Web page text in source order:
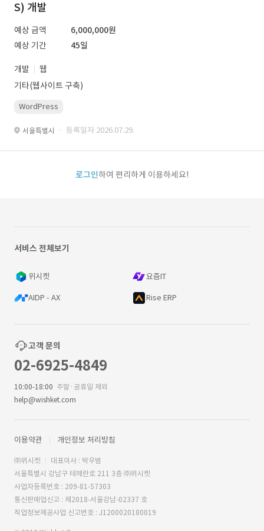
S) 개발
예상 금액
6,000,000원
예상 기간
45일
개발
웹
기타(웹사이트 구축)
WordPress
서울특별시 · 등록일자 2026.07.29.
로그인하여 편리하게 이용하세요!
서비스 전체보기
위시켓 요즘IT
AIDP - AX Rise ERP
고객 문의
02-6925-4849
10:00-18:00 주말·공휴일 제외
help@wishket.com
이용약관 개인정보 처리방침
㈜위시켓
대표이사 : 박우범
서울특별시 강남구 테헤란로 211 3층 ㈜위시켓
사업자등록번호 : 209-81-57303
통신판매업신고 : 제2018-서울강남-02337 호
직업정보제공사업 신고번호 : J1200020180019